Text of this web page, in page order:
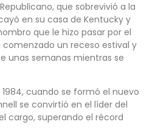
que sobrevivió a la
en su casa de Kentucky y
que le hizo pasar por el
comenzado un receso estival y
unas semanas mientras se
cuando se formó el nuevo
se convirtió en el líder del
cargo, superando el récord